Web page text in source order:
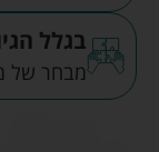
בגלל
מבחר של